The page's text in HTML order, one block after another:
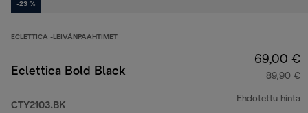
-23 %
ECLETTICA -LEIVÄNPAAHTIMET
Eclettica Bold Black
CTY2103.BK
69,00 €
89,90 €
Ehdotettu hinta